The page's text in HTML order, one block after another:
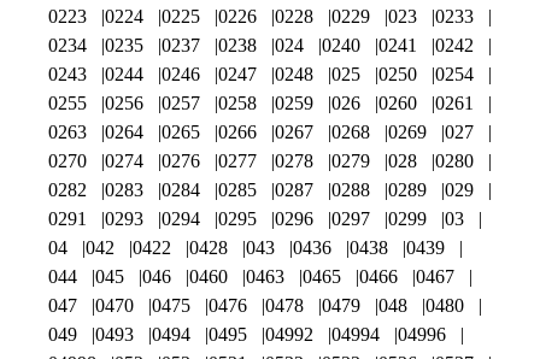
0223
0224 0225 0226 0228 0229 023
0233
0234
0235 0237 0238 024 0240 0241
0242
0243
0244 0246 0247 0248 025 0250
0254
0255
0256 0257 0258 0259 026 0260
0261
0263
0264 0265 0266 0267 0268 0269
027
0270
0274 0276 0277 0278 0279 028
0280
0282
0283 0284 0285 0287 0288 0289
029
0291
0293 0294 0295 0296 0297 0299
03
04
042 0422 0428 043 0436 0438
0439
044
045 046 0460 0463 0465 0466
0467
047
0470 0475 0476 0478 0479 048
0480
049
0493 0494 0495 04992 04994
04996